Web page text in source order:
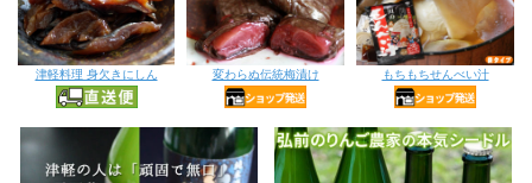
津軽料理 身欠きにしん 変わらぬ伝統梅漬け もちもちせんべい汁